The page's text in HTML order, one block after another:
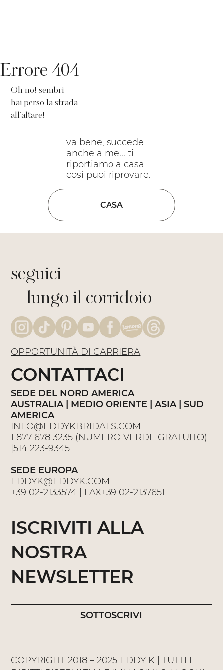
CASA
Oh no! sembri
hai perso la strada
all'altare!
Errore 404
va bene, succede
anche a me... ti
riportiamo a casa
così puoi riprovare.
COPYRIGHT 2018 – 2025 EDDY K | TUTTI I
seguici
lungo il corridoio
SEDE DEL NORD AMERICA
AUSTRALIA | MEDIO ORIENTE | ASIA | SUD
AMERICA
INFO@EDDYKBRIDALS.COM
1 877 678 3235 (NUMERO VERDE GRATUITO)
|514 223-9345
SEDE EUROPA
EDDYK@EDDYK.COM
+39 02-2133574 | FAX+39 02-2137651
CONTATTACI
SOTTOSCRIVI
ISCRIVITI ALLA
NOSTRA
NEWSLETTER
OPPORTUNITÀ DI CARRIERA